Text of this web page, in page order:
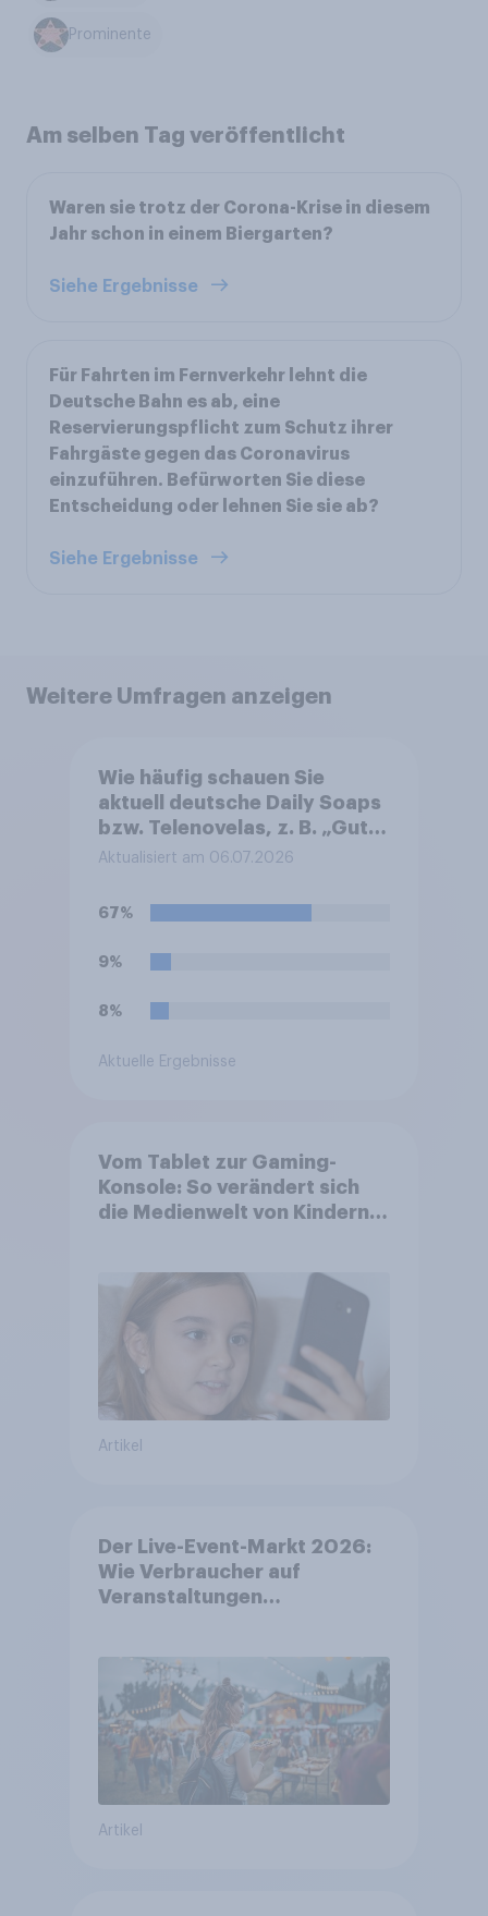
Prominente
Am selben Tag veröffentlicht
Waren sie trotz der Corona-Krise in diesem
Jahr schon in einem Biergarten?
Siehe Ergebnisse
Für Fahrten im Fernverkehr lehnt die
Deutsche Bahn es ab, eine
Reservierungspflicht zum Schutz ihrer
Fahrgäste gegen das Coronavirus
einzuführen. Befürworten Sie diese
Entscheidung oder lehnen Sie sie ab?
Siehe Ergebnisse
Weitere Umfragen anzeigen
Wie häufig schauen Sie
aktuell deutsche Daily Soaps
bzw. Telenovelas, z. B. „Gute
Zeiten, schlechte Zeiten
„Unter uns“ oder „Sturm der
Liebe“?
Aktualisiert am 06.07.2026
67%
9%
8%
Aktuelle Ergebnisse
Vom Tablet zur Gaming-
Konsole: So verändert sich
die Medienwelt von Kindern
Artikel
Der Live-Event-Markt 2026:
Wie Verbraucher auf
Veranstaltungen
Artikel